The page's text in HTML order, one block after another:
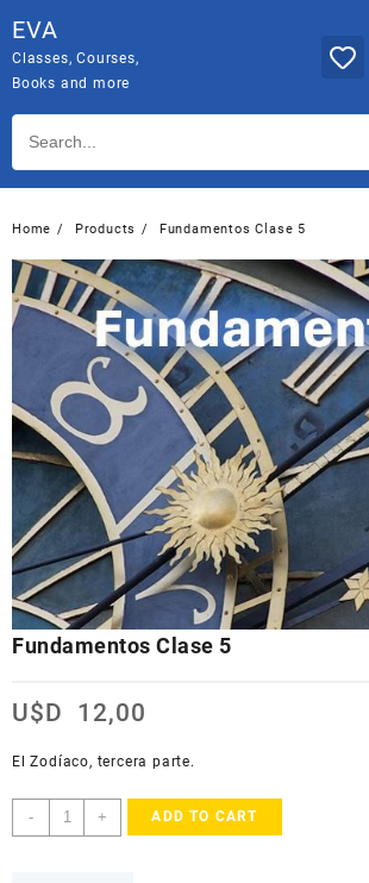
to
content
EVA
Classes, Courses,
Books and more
Home Products Fundamentos Clase 5
Fundamentos Clase 5
U$D 12,00
El Zodíaco, tercera parte.
-
Fundamentos
Clase
+ ADD TO CART